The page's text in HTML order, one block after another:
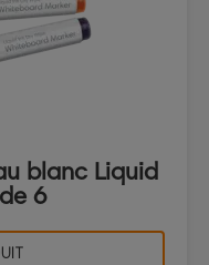
blanc Liquid
6